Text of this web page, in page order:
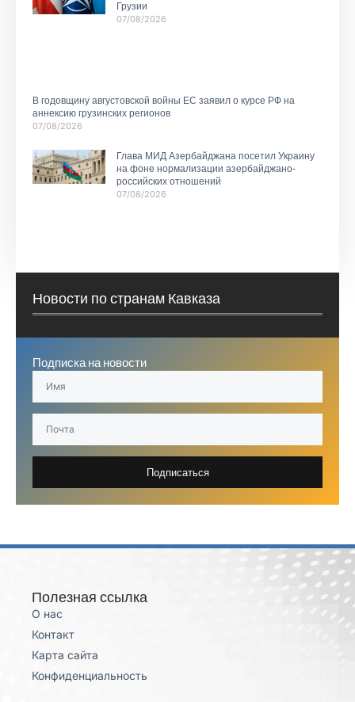
Грузии
07/08/2026
В годовщину августовской войны ЕС заявил о курсе РФ на
аннексию грузинских регионов
07/08/2026
Глава МИД Азербайджана посетил Украину
на фоне нормализации азербайджано-
российских отношений
07/08/2026
Новости по странам Кавказа
Подписка на новости
Подписаться
Полезная ссылка
О нас
Контакт
Карта сайта
Конфиденциальность